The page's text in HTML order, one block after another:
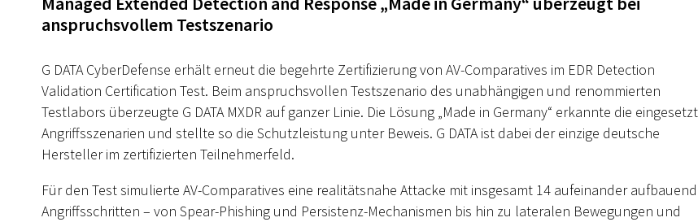
anspruchsvollem Testszenario
G DATA CyberDefense erhält erneut die begehrte Zertifizierung von AV-Comparatives im EDR Detection
Validation Certification Test. Beim anspruchsvollen Testszenario des unabhängigen und renommierten
Testlabors überzeugte G DATA MXDR auf ganzer Linie. Die Lösung „Made in Germany“ erkannte die
Angriffsszenarien und stellte so die Schutzleistung unter Beweis. G DATA ist dabei der einzige deutsche
Hersteller im zertifizierten Teilnehmerfeld.
Für den Test simulierte AV-Comparatives eine realitätsnahe Attacke mit insgesamt 14 aufeinander
Angriffsschritten – von Spear-Phishing und Persistenz-Mechanismen bis hin zu lateralen Bewegungen und